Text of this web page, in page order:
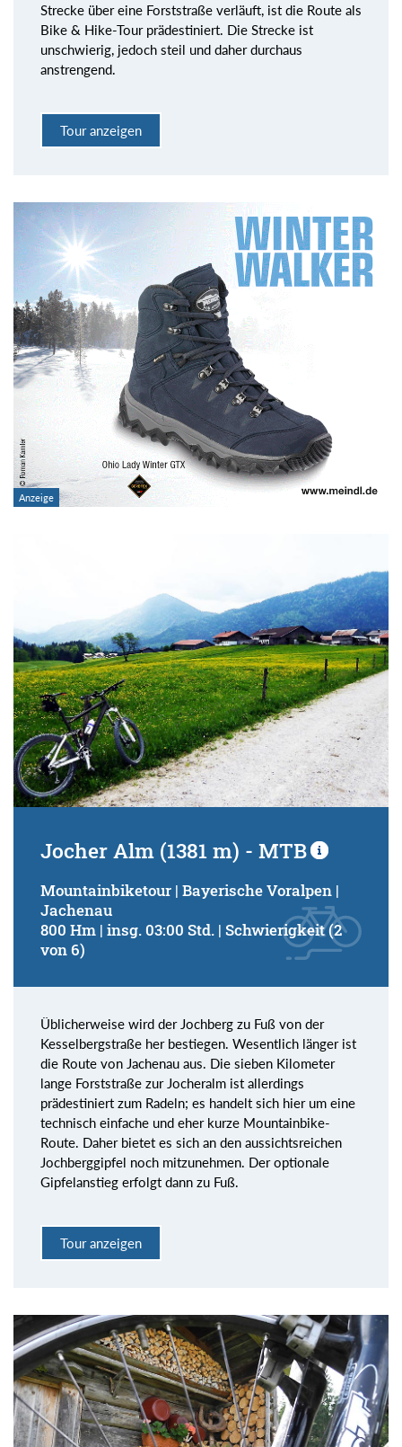
Strecke über eine Forststraße verläuft, ist die Route als
Bike & Hike-Tour prädestiniert. Die Strecke ist
unschwierig, jedoch steil und daher durchaus
anstrengend.
Tour anzeigen
Jocher Alm (1381 m) - MTB
Mountainbiketour | Bayerische Voralpen |
Jachenau
800 Hm | insg. 03:00 Std. | Schwierigkeit (2
von 6)
Üblicherweise wird der Jochberg zu Fuß von der
Kesselbergstraße her bestiegen. Wesentlich länger ist
die Route von Jachenau aus. Die sieben Kilometer
lange Forststraße zur Jocheralm ist allerdings
prädestiniert zum Radeln; es handelt sich hier um eine
technisch einfache und eher kurze Mountainbike-
Route. Daher bietet es sich an den aussichtsreichen
Jochberggipfel noch mitzunehmen. Der optionale
Gipfelanstieg erfolgt dann zu Fuß.
Tour anzeigen